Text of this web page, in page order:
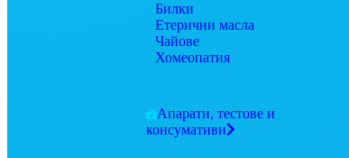
Билки
Етерични масла
Чайове
Хомеопатия
Апарати, тестове и
консумативи